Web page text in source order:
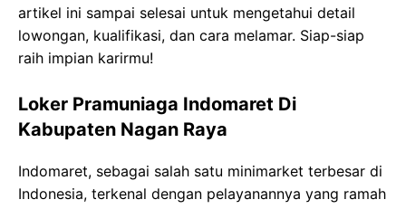
artikel ini sampai selesai untuk mengetahui detail
lowongan, kualifikasi, dan cara melamar. Siap-siap
raih impian karirmu!
Loker Pramuniaga Indomaret Di
Kabupaten Nagan Raya
Indomaret, sebagai salah satu minimarket terbesar di
Indonesia, terkenal dengan pelayanannya yang ramah